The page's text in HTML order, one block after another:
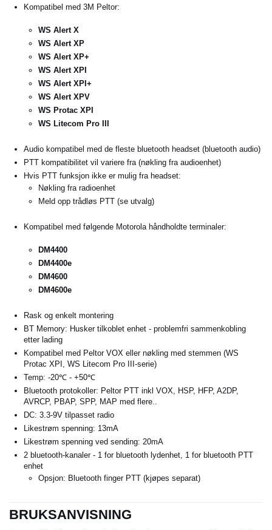
Kompatibel med 3M Peltor:
WS Alert X
WS Alert XP
WS Alert XP+
WS Alert XPI
WS Alert XPI+
WS Alert XPV
WS Protac XPI
WS Litecom Pro III
Audio kompatibel med de fleste bluetooth headset (bluetooth audio)
PTT kompatibilitet vil variere fra (nøkling fra audioenhet)
Hvis PTT funksjon ikke er mulig fra headset:
Nøkling fra radioenhet
Meld opp trådløs PTT (se utvalg)
Kompatibel med følgende Motorola håndholdte terminaler:
DM4400
DM4400e
DM4600
DM4600e
Rask og enkelt montering
BT Memory: Husker tilkoblet enhet - problemfri sammenkobling
etter lading
Kompatibel med Peltor VOX eller nøkling med stemmen (WS
Protac XPI, WS Litecom Pro III-serie)
Temp: -20℃ - +50℃
Bluetooth protokoller: Peltor PTT inkl VOX, HSP, HFP, A2DP,
AVRCP, PBAP, SPP, MAP med flere..
DC: 3.3-9V tilpasset radio
Likestrøm spenning: 13mA
Likestrøm spenning ved sending: 20mA
2 bluetooth-kanaler - 1 for bluetooth lydenhet, 1 for bluetooth PTT
enhet
Opsjon: Bluetooth finger PTT (kjøpes separat)
BRUKSANVISNING